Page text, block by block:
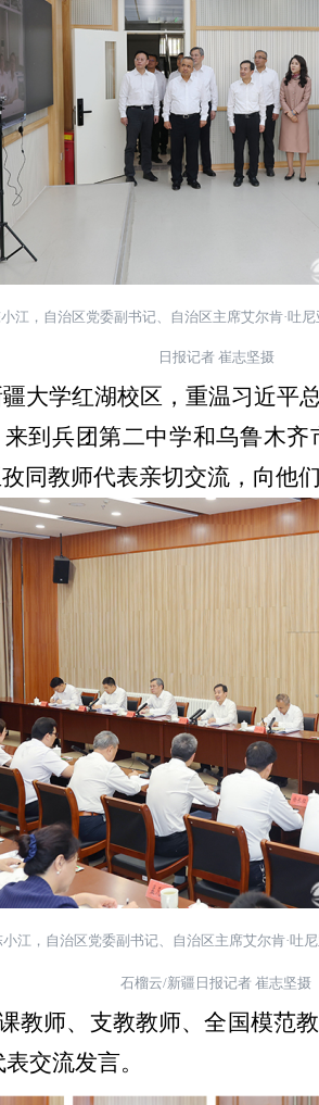
江，自治区党委副书记、自治区主席艾尔肯·吐
日报记者 崔志坚摄
大学红湖校区，重温习近平
到兵团第二中学和乌鲁木
同教师代表亲切交流，向他
江，自治区党委副书记、自治区主席艾尔肯·吐
石榴云/新疆日报记者 崔志坚摄
师、支教教师、全国模范
交流发言。